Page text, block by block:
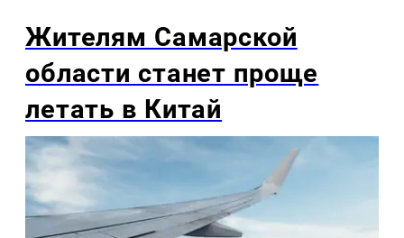
Жителям Самарской
области станет проще
летать в Китай